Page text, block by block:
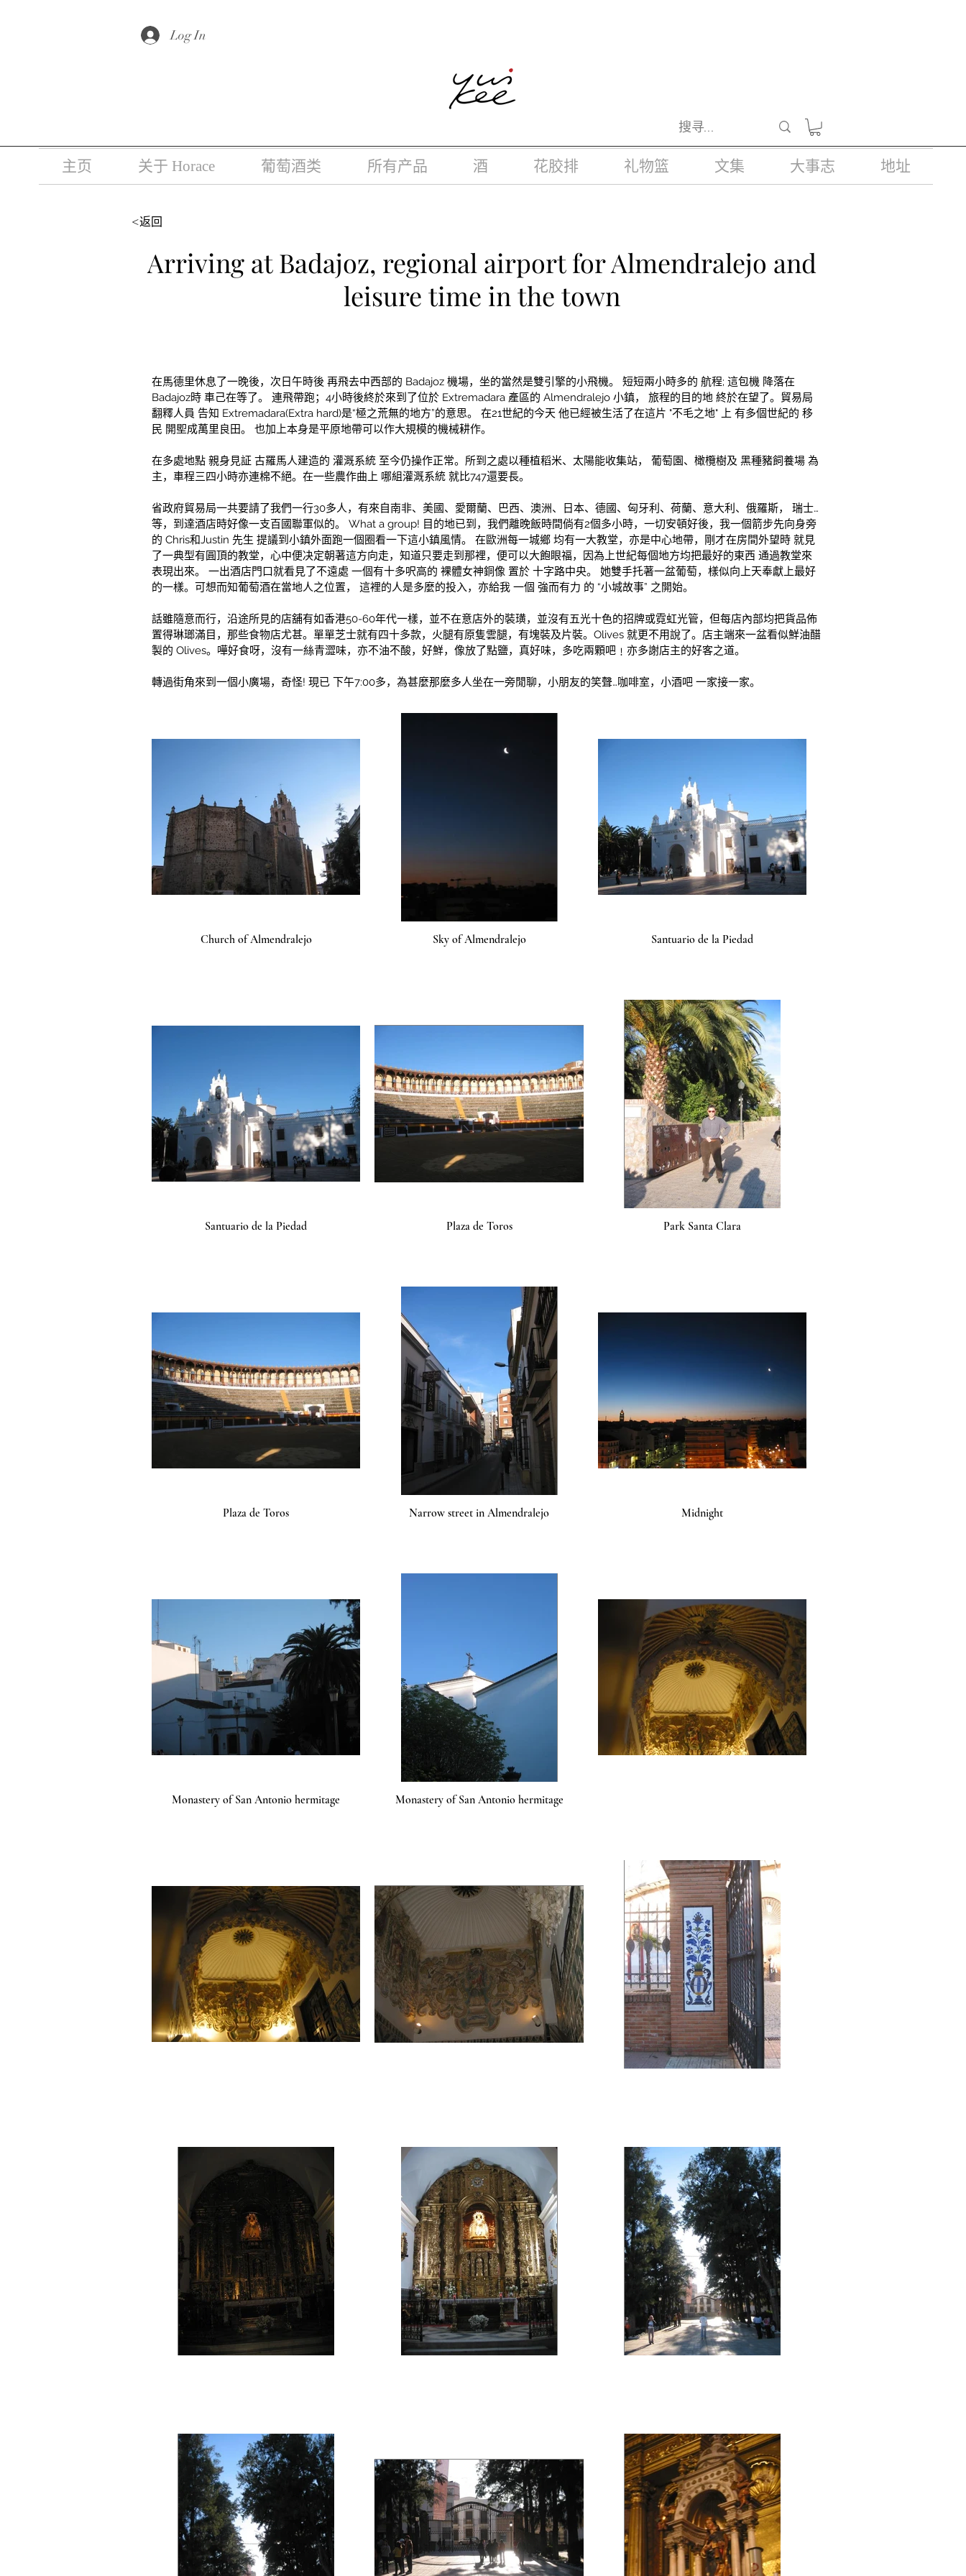
Log In
主页 关于 Horace 葡萄酒类 所有产品 酒 花胶排 礼物篮 文集 大事志 地址
<返回
Arriving at Badajoz, regional airport for Almendralejo and
leisure time in the town
在馬德里休息了一晚後，次日午時後 再飛去中西部的 Badajoz 機場，坐的當然是雙引擎的小飛機。 短短兩小時多的 航程; 這包機 降落在
Badajoz時 車己在等了。 連飛帶跑；4小時後終於來到了位於 Extremadara 產區的 Almendralejo 小鎮， 旅程的目的地 終於在望了。貿易局
翻釋人員 告知 Extremadara(Extra hard)是“極之荒無的地方”的意思。 在21世紀的今天 他已經被生活了在這片 "不毛之地" 上 有多個世紀的 移
民 開堲成萬里良田。 也加上本身是平原地帶可以作大規模的機械耕作。
在多處地點 親身見証 古羅馬人建造的 灌溉系統 至今仍操作正常。所到之處以種植稻米、太陽能收集站， 葡萄園、橄欖樹及 黑種豬飼養場 為
主，車程三四小時亦連棉不絕。在一些農作曲上 哪組灌溉系統 就比747還要長。
省政府貿易局一共要請了我們一行30多人，有來自南非、美國、愛爾蘭、巴西、澳洲、日本、德國、匈牙利、荷蘭、意大利、俄羅斯， 瑞士…
等，到達酒店時好像一支百國聯軍似的。 What a group! 目的地已到，我們離晚飯時間倘有2個多小時，一切安頓好後，我一個箭步先向身旁
的 Chris和Justin 先生 提議到小鎮外面跑一個圈看一下這小鎮風情。 在歐洲每一城鄉 均有一大教堂，亦是中心地帶，剛才在房間外望時 就見
了一典型有圓頂的教堂，心中便决定朝著這方向走，知道只要走到那裡，便可以大飽眼福，因為上世紀每個地方均把最好的東西 通過教堂來
表現出來。 一出酒店門口就看見了不遠處 一個有十多呎高的 裸體女神銅像 置於 十字路中央。 她雙手托著一盆葡萄，樣似向上天奉獻上最好
的一樣。可想而知葡萄酒在當地人之位置， 這裡的人是多麼的投入，亦給我 一個 強而有力 的 “小城故事” 之開始。
話雖隨意而行，沿途所見的店舖有如香港50-60年代一樣，並不在意店外的裝璜，並沒有五光十色的招牌或霓虹光管，但每店內部均把貨品佈
置得琳瑯滿目，那些食物店尤甚。單單芝士就有四十多款，火腿有原隻雲腿，有塊裝及片裝。Olives 就更不用說了。店主端來一盆看似鮮油醋
製的 Olives。嘩好食呀，沒有一絲青澀味，亦不油不酸，好鮮，像放了點鹽，真好味，多吃兩顆吧﹗亦多謝店主的好客之道。
轉過街角來到一個小廣場，奇怪! 現已 下午7:00多，為甚麼那麼多人坐在一旁閒聊，小朋友的笑聲…咖啡室，小酒吧 一家接一家。
Church of Almendralejo Sky of Almendralejo Santuario de la Piedad
Santuario de la Piedad Plaza de Toros Park Santa Clara
Plaza de Toros Narrow street in Almendralejo Midnight
Monastery of San Antonio hermitage Monastery of San Antonio hermitage